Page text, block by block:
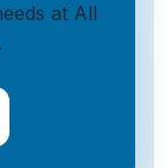
at All
tab)